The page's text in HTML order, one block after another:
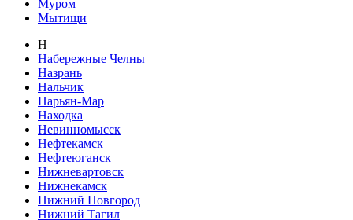
Муром
Мытищи
Н
Набережные Челны
Назрань
Нальчик
Нарьян-Мар
Находка
Невинномысск
Нефтекамск
Нефтеюганск
Нижневартовск
Нижнекамск
Нижний Новгород
Нижний Тагил